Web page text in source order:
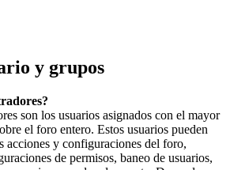
y grupos
son los usuarios asignados con el mayor
el foro entero. Estos usuarios pueden
acciones y configuraciones del foro,
de permisos, baneo de usuarios,